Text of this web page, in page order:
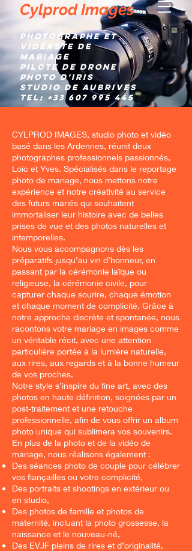
Cylprod Images
Photographe et
Vidéaste de
mariage
Pilote de Drone
Photo d'IRIS
Studio de AUBRIVES
TEL: +33 607 995 445
CYLPROD IMAGES, studio photo et vidéo
basé dans les Ardennes, réunit deux
photographes professionnels passionnés,
Loïc et Yves. Spécialisés dans le reportage
photo de mariage, nous mettons notre
expérience et notre créativité au service
des futurs mariés qui souhaitent
immortaliser leur histoire avec de belles
prises de vue et des photos naturelles et
intemporelles.
Nous vous accompagnons dès les
préparatifs jusqu’au vin d’honneur, en
passant par la cérémonie laïque ou
religieuse, la cérémonie civile, pour
capturer chaque sourire, chaque émotion
et chaque moment de complicité. Grâce à
notre approche discrète et spontanée, nous
racontons votre mariage en images comme
un véritable récit, avec une attention
particulière portée à la lumière naturelle,
aux rires, aux regards et à la bonne humeur
de vos proches.
Notre style s’inspire du fine art, avec des
photos en haute définition, soignées par un
post-traitement et une retouche
professionnelle, afin de vous offrir un album
photo unique qui sublimera vos souvenirs.
En plus de la photo et de la vidéo de
mariage, nous réalisons également :
Des séances photo de couple pour célébrer
vos fiançailles ou votre complicité,
Des portraits et shootings en extérieur ou
en studio,
Des photos de famille et photos de
maternité, incluant la photo grossesse, la
naissance et le nouveau-né,
Des EVJF pleins de rires et d’originalité,